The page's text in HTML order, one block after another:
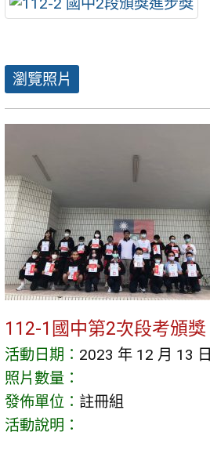
瀏覽照片
112-1國中第2次段考頒獎
活動日期： 2023 年 12 月 13 日
照片數量：
發佈單位： 註冊組
活動說明：